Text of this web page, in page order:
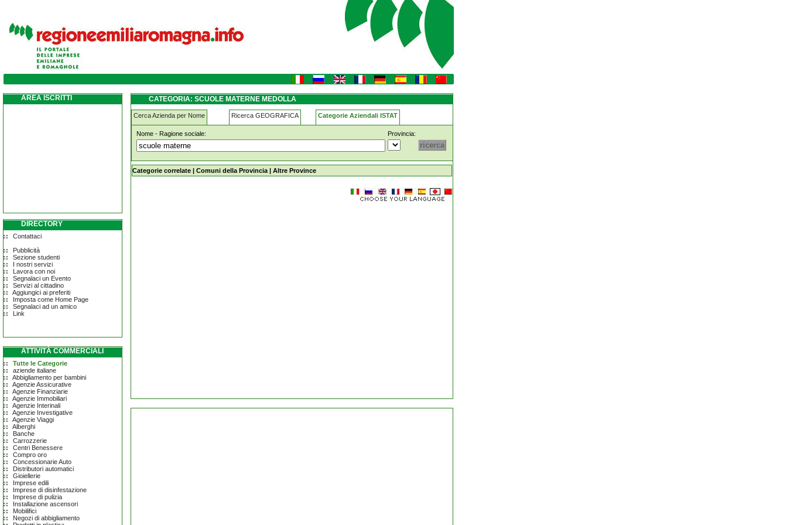
scuole-materne medolla
AREA ISCRITTI
DIRECTORY
Contattaci
Pubblicità
Sezione studenti
I nostri servizi
Lavora con noi
Segnalaci un Evento
Servizi al cittadino
Aggiungici ai preferiti
Imposta come Home Page
Segnalaci ad un amico
Link
ATTIVITÀ COMMERCIALI
Tutte le Categorie
aziende italiane
Abbigliamento per bambini
Agenzie Assicurative
Agenzie Finanziarie
Agenzie Immobiliari
Agenzie Interinali
Agenzie Investigative
Agenzie Viaggi
Alberghi
Banche
Carrozzerie
Centri Benessere
Compro oro
Concessionarie Auto
Distributori automatici
Gioiellerie
Imprese edili
Imprese di disinfestazione
Imprese di pulizia
Installazione ascensori
Mobilifici
Negozi di abbigliamento
CATEGORIA: SCUOLE MATERNE MEDOLLA
Cerca Azienda per Nome Ricerca GEOGRAFICA Categorie Aziendali ISTAT
Nome - Ragione sociale: Provincia:
scuole-materne medolla
Categorie correlate | Comuni della Provincia | Altre Province